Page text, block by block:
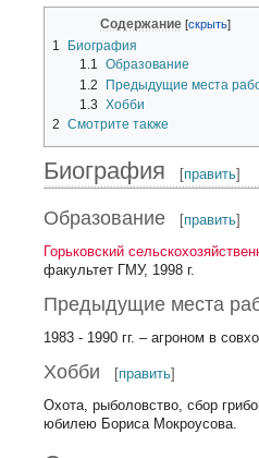
Содержание
1
Биография
1.1 Образование
1.2
Предыдущие места
1.3 Хобби
2 Смотрите также
Биография [править]
Образование [править]
Горьковский
факультет ГМУ, 1998 г.
Предыдущие места
1983 - 1990 гг. – агроном в
Хобби [править]
Охота, рыболовство, сбор
юбилею Бориса Мокроусова.